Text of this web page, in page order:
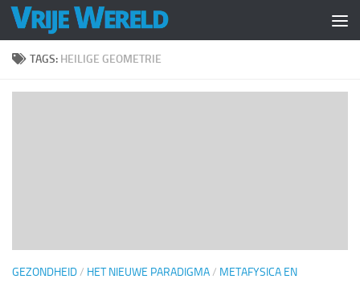
Doorgaan naar inhoud
TAGS: HEILIGE GEOMETRIE
GEZONDHEID/ HET NIEUWE PARADIGMA/ METAFYSICA EN